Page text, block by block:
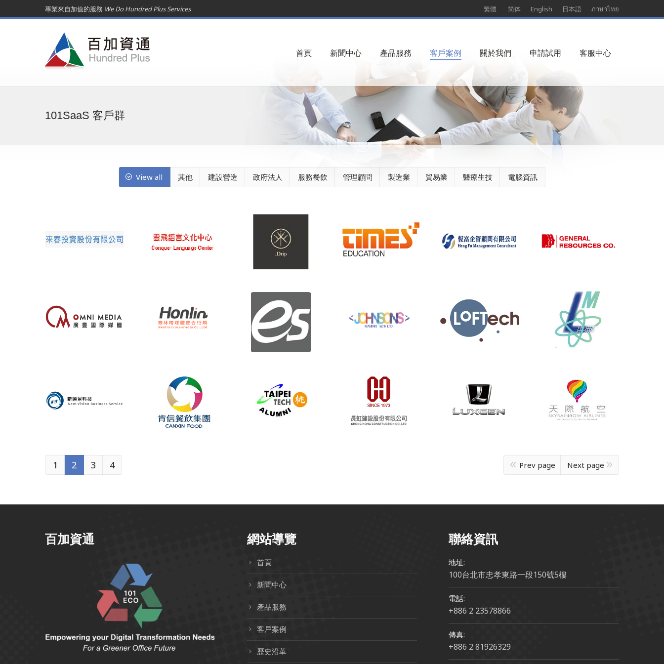
專業來自加值的服務 We Do Hundred Plus Services 繁體 简体 English 日本語 ภาษาไทย
首頁 新聞中心 產品服務 客戶案例 關於我們 申請試用 客服中心
101SaaS 客戶群
View all 其他 建設營造 政府法人 服務餐飲 管理顧問 製造業 貿易業 醫療生技 電腦資訊
限公司
艾聚普股份有限
公司
限公司
肇源股份有限公
司
行銷股份有限公
奕昇有限公司
強勝有限公司
限公司
程股份有限公司
新願景科技股份
有限公司
天際航空股份有
限公司
1 2 3 4 Prev page Next page
百加資通 網站導覽
首頁
新聞中心
產品服務
客戶案例
歷史沿革
聯絡資訊
地址:
100台北市忠孝東路一段150號5樓
電話:
+886 2 23578866
傳真:
+886 2 81926329